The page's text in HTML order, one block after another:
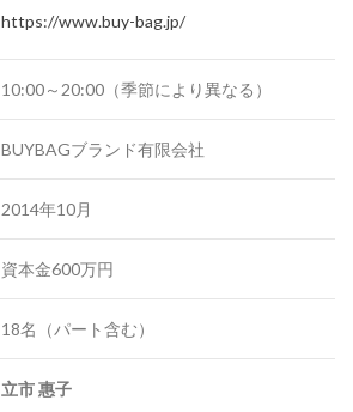
https://www.buy-bag.jp/
10:00～20:00（季節により異なる）
BUYBAGブランド有限会社
2014年10月
資本金600万円
18名（パート含む）
立市 惠子